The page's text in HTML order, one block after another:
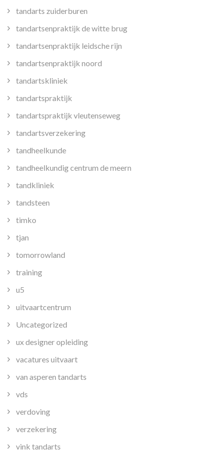
tandarts zuiderburen
tandartsenpraktijk de witte brug
tandartsenpraktijk leidsche rijn
tandartsenpraktijk noord
tandartskliniek
tandartspraktijk
tandartspraktijk vleutenseweg
tandartsverzekering
tandheelkunde
tandheelkundig centrum de meern
tandkliniek
tandsteen
timko
tjan
tomorrowland
training
u5
uitvaartcentrum
Uncategorized
ux designer opleiding
vacatures uitvaart
van asperen tandarts
vds
verdoving
verzekering
vink tandarts